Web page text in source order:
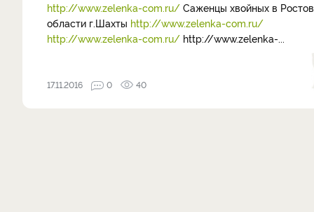
http://www.zelenka-com.ru/ Саженцы хвойных в
области г.Шахты http://www.zelenka-com.ru/
http://www.zelenka-com.ru/ http://www.zelenka-...
17.11.2016 0 40